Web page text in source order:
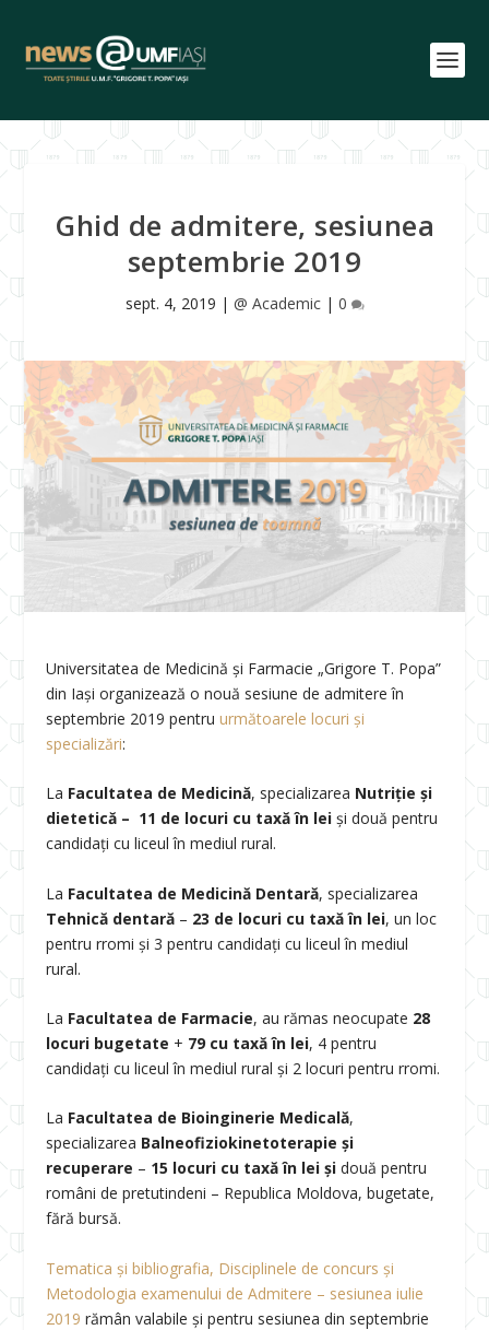
Ghid de admitere, sesiunea
septembrie 2019
sept. 4, 2019 | @ Academic| 0
Universitatea de Medicină și Farmacie „Grigore T. Popa”
din Iași organizează o nouă sesiune de admitere în
septembrie 2019 pentruurmătoarele locuri și
specializări:
La Facultatea de Medicină, specializarea Nutriție și
dietetică – 11 de locuri cu taxă în lei și două pentru
candidați cu liceul în mediul rural.
La Facultatea de Medicină Dentară, specializarea
Tehnică dentară – 23 de locuri cu taxă în lei, un loc
pentru rromi și 3 pentru candidați cu liceul în mediul
rural.
La Facultatea de Farmacie, au rămas neocupate 28
locuri bugetate + 79 cu taxă în lei, 4 pentru
candidați cu liceul în mediul rural și 2 locuri pentru rromi.
La Facultatea de Bioinginerie Medicală,
specializarea Balneofiziokinetoterapie și
recuperare – 15 locuri cu taxă în lei șidouă pentru
români de pretutindeni – Republica Moldova, bugetate,
fără bursă.
Tematica şi bibliografia, Disciplinele de concurs şi
Metodologia examenului de Admitere – sesiunea iulie
2019 rămân valabile şi pentru sesiunea din septembrie